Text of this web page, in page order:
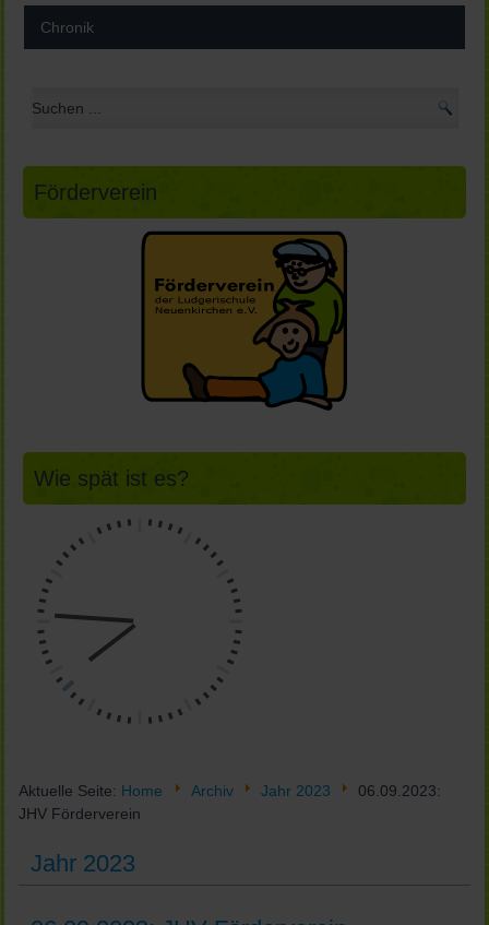
Chronik
Förderverein
Wie spät ist es?
Aktuelle Seite: Home Archiv Jahr 2023
06.09.2023:
JHV Förderverein
Jahr 2023